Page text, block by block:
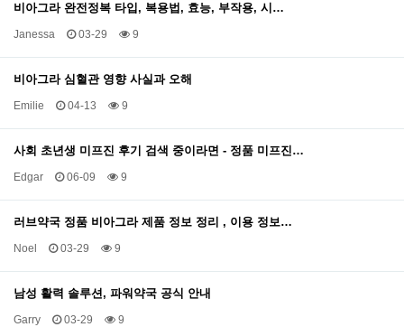
비아그라 완전정복 타입, 복용법, 효능, 부작용, 시…
Janessa 03-29 9
비아그라 심혈관 영향 사실과 오해
Emilie 04-13 9
사회 초년생 미프진 후기 검색 중이라면 - 정품 미프진…
Edgar 06-09 9
러브약국 정품 비아그라 제품 정보 정리 , 이용 정보…
Noel 03-29 9
남성 활력 솔루션, 파워약국 공식 안내
Garry 03-29 9